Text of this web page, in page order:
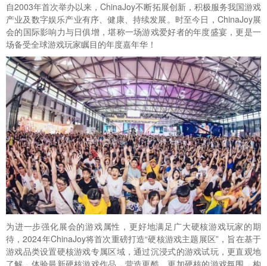
自2003年首次举办以来，ChinaJoy不断拓展创新，积极服务我国游戏
产业及数字娱乐产业有序、健康、持续发展。时至今日，ChinaJoy展
会的国际影响力与日俱增，堪称一场游戏爱好者的年度盛宴，更是一
场备受全球游戏玩家瞩目的年度嘉年华！
为进一步强化展会的游戏属性，更好地满足广大硬核游戏玩家的期
待，2024年ChinaJoy将首次重磅打造“硬核游戏主题展区”，旨在基于
游戏品类设置硬核游戏专属区域，通过沉浸式的游戏试玩，更直观地